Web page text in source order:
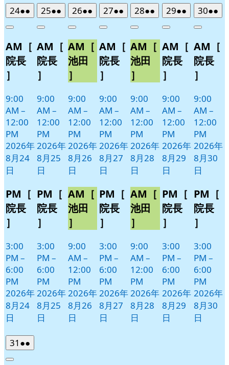
242026
年
月
24
日
●●
件
イ
ベ
ト)
Close
AM［
院長
］
9:00
AM –
12:00
PM
2026年
8月24
日
PM［
院長
］
3:00
PM –
6:00
PM
2026年
8月24
日
252026
年
月
25
日
●●
件
イ
ベ
ト)
Close
AM［
院長
］
9:00
AM –
12:00
PM
2026年
8月25
日
PM［
院長
］
3:00
PM –
6:00
PM
2026年
8月25
日
262026
年
月
26
日
●●
件
イ
ベ
ト)
Close
AM［
池田
］
9:00
AM –
12:00
PM
2026年
8月26
日
AM［
池田
］
9:00
AM –
12:00
PM
2026年
8月26
日
272026
年
月
27
日
●●
件
イ
ベ
ト)
Close
AM［
院長
］
9:00
AM –
12:00
PM
2026年
8月27
日
PM［
院長
］
3:00
PM –
6:00
PM
2026年
8月27
日
282026
年
月
28
日
●●
件
イ
ベ
ト)
Close
AM［
池田
］
9:00
AM –
12:00
PM
2026年
8月28
日
AM［
池田
］
9:00
AM –
12:00
PM
2026年
8月28
日
292026
年
月
29
日
●●
件
イ
ベ
ト)
Close
AM［
院長
］
9:00
AM –
12:00
PM
2026年
8月29
日
PM［
院長
］
3:00
PM –
6:00
PM
2026年
8月29
日
302026
年
月
30
日
●●
件
イ
Close
AM［
院長
］
9:00
AM –
12:00
PM
2026年
8月30
日
PM［
院長
］
3:00
PM –
6:00
PM
2026年
8月30
日
31 2026
年
●●
件